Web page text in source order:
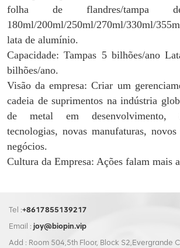
folha de flandres/tampa
180ml/200ml/250ml/270ml/330ml/
lata de alumínio.
Capacidade: Tampas 5 bilhões/ano
bilhões/ano.
Visão da empresa: Criar um
cadeia de suprimentos na indústria
de metal em desenvolvimento,
tecnologias, novas manufaturas,
negócios.
Cultura da Empresa: Ações falam mais
Tel :+8617855139217
Email : joy@biopin.vip
Add : Room 504,5th Floor, Block S2,Evergrande